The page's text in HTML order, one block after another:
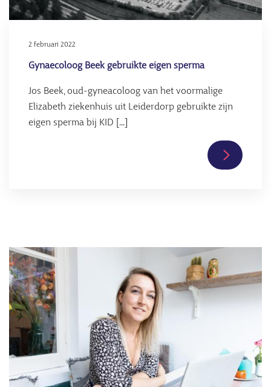
Gynaecoloog Beek gebruikte eigen sperma
2 februari 2022
Jos Beek, oud-gyneacoloog van het voormalige
Elizabeth ziekenhuis uit Leiderdorp gebruikte zijn
eigen sperma bij KID [...]
Lees
sperma
Afbeelding